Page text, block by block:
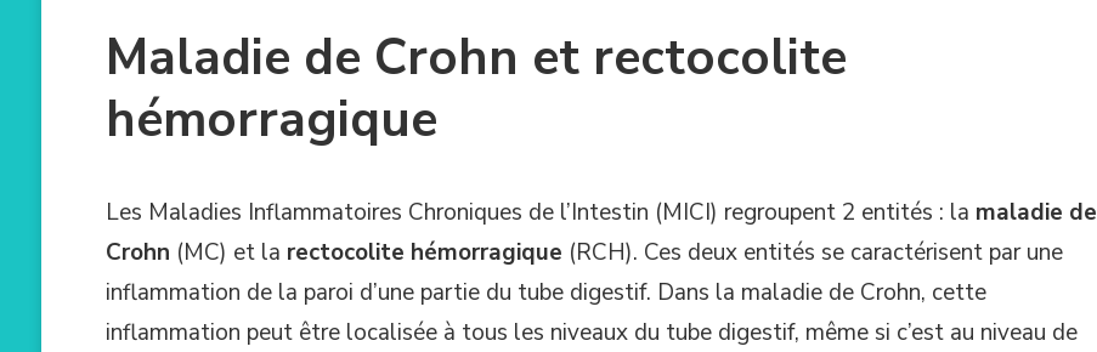
Maladie de Crohn et rectocolite
hémorragique
Les Maladies Inflammatoires Chroniques de l’Intestin (MICI) regroupent 2 entités : la maladie de
Crohn (MC) et la rectocolite hémorragique (RCH). Ces deux entités se caractérisent par une
inflammation de la paroi d’une partie du tube digestif. Dans la maladie de Crohn, cette
inflammation peut être localisée à tous les niveaux du tube digestif, même si c’est au niveau de